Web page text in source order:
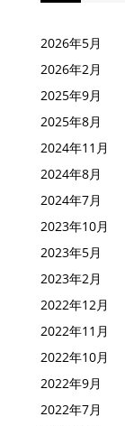
2026年5月
2026年2月
2025年9月
2025年8月
2024年11月
2024年8月
2024年7月
2023年10月
2023年5月
2023年2月
2022年12月
2022年11月
2022年10月
2022年9月